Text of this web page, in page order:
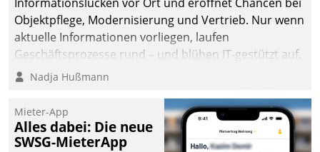
Objektpflege, Modernisierung und Vertrieb. Nur wenn
aktuelle Informationen vorliegen, laufen
Geschäftsprozesse rund – und blühen IT-gestützt auf.
Nadja Hußmann
Mieter-App
Alles dabei: Die neue
SWSG-MieterApp